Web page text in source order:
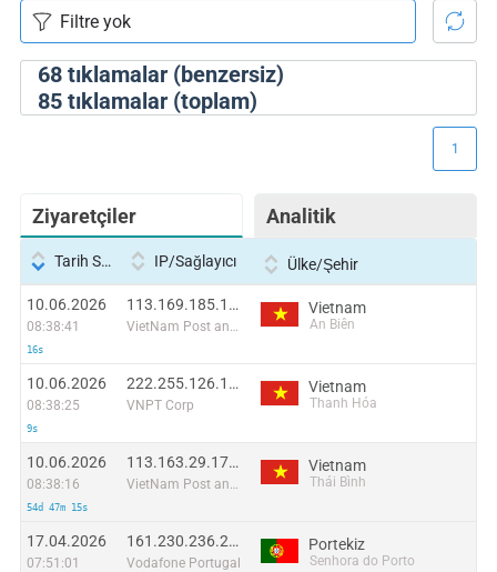
68tıklamalar (benzersiz)
85tıklamalar (toplam)
Ziyaretçiler Analitik
1
Tarih Saati IP/Sağlayıcı Ülke/Şehir
10.06.2026
08:38:41
16s
113.169.185.163:38939
VietNam Post and Telecom Corporation
Vietnam
An Biên
10.06.2026
08:38:25
9s
222.255.126.136:34093
VNPT Corp
Vietnam
Thanh Hóa
10.06.2026
08:38:16
54d 47m 15s
113.163.29.178:49630
VietNam Post and Telecom Corporation
Vietnam
Thái Bình
17.04.2026
07:51:01
161.230.236.208
Vodafone Portugal
Portekiz
Senhora do Porto